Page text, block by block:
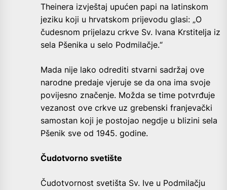
Theinera izvještaj upućen papi na latinskom
jeziku koji u hrvatskom prijevodu glasi: „O
čudesnom prijelazu crkve Sv. Ivana Krstitelja iz
sela Pšenika u selo Podmilačje.“
Mada nije lako odrediti stvarni sadržaj ove
narodne predaje vjeruje se da ona ima svoje
povijesno značenje. Možda se time potvrđuje
vezanost ove crkve uz grebenski franjevački
samostan koji je postojao negdje u blizini sela
Pšenik sve od 1945. godine.
Čudotvorno svetište
Čudotvornost svetišta Sv. Ive u Podmilačju